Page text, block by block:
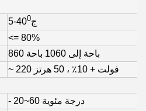
5-400ج
<= 80%
860 باحة إلى 1060 باحة
~ 220 فولت + 10٪ ، 50 هرتز
- 20~60 درجة مئوية